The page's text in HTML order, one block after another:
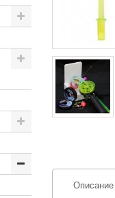
Описание